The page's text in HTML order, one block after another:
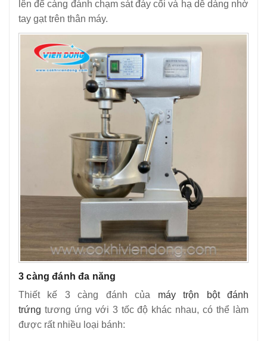
lên để càng đánh chạm sát đáy cối và hạ dễ dàng nhờ
tay gạt trên thân máy.
3 càng đánh đa năng
Thiết kế 3 càng đánh của máy trộn bột đánh
trứng tương ứng với 3 tốc độ khác nhau, có thể làm
được rất nhiều loại bánh: